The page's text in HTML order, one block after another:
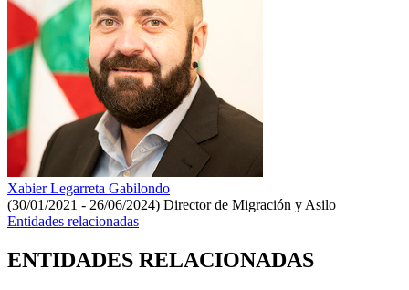
Xabier Legarreta Gabilondo
(30/01/2021 - 26/06/2024) Director de Migración y Asilo
Entidades relacionadas
ENTIDADES RELACIONADAS